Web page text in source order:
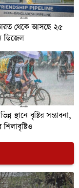
থেকে আসছে ২৫
ডিজেল
স্থানে বৃষ্টির সম্ভাবনা,